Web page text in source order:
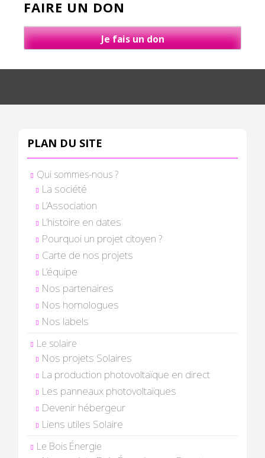
FAIRE UN DON
Je fais un don
PLAN DU SITE
Qui sommes-nous ?
La société
L’Association
L’histoire en dates
Pourquoi un projet citoyen ?
Carte de nos projets
L’équipe
Nos partenaires
Nos homologues
Nos labels
Le solaire
Nos projets Solaires
La production photovoltaïque en direct
Les panneaux photovoltaïques
Devenir hébergeur
Liens utiles Solaire
Le Bois Énergie